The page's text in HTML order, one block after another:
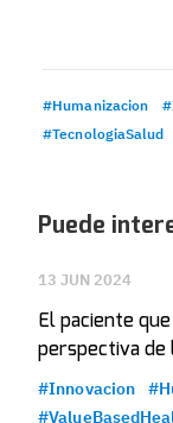
#Humanizacion
#TecnologiaSalud
Puede
13 JUN 2024
El paciente
perspectiva de
#Innovacion